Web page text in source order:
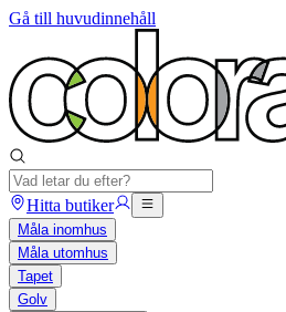
Gå till huvudinnehåll
Hitta butiker
Måla inomhus
Måla utomhus
Tapet
Golv